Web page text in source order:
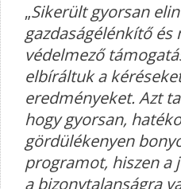
„Sikerült gyorsan
gazdaságélénkítő és
védelmező
elbíráltuk a
eredményeket. Azt
hogy gyorsan,
gördülékenyen
programot, hiszen a
a bizonytalanságra